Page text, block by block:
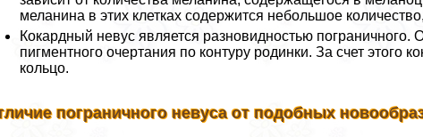
меланина в этих клетках содержится небольшое
Кокардный невус является разновидностью пограничного.
пигментного очертания по контуру родинки. За счет этого
кольцо.
пограничного невуса от подобных